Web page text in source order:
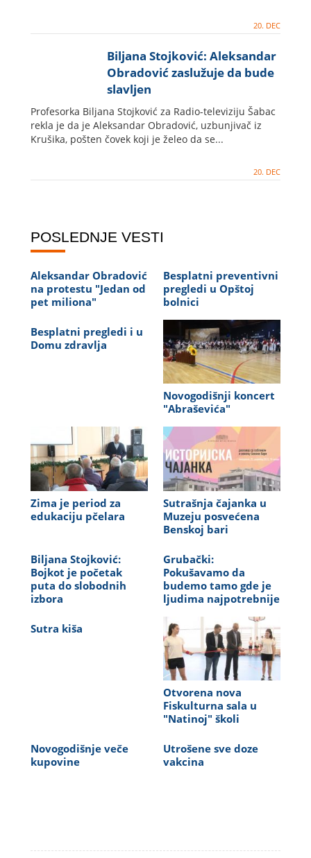
20. DEC
Biljana Stojković: Aleksandar
Obradović zaslužuje da bude
slavljen
Profesorka Biljana Stojković za Radio-televiziju Šabac
rekla je da je Aleksandar Obradović, uzbunjivač iz
Krušika, pošten čovek koji je želeo da se...
20. DEC
POSLEDNJE VESTI
Aleksandar Obradović
na protestu "Jedan od
pet miliona"
Besplatni preventivni
pregledi u Opštoj
bolnici
Besplatni pregledi i u
Domu zdravlja
Novogodišnji koncert
"Abraševića"
Zima je period za
edukaciju pčelara
Sutrašnja čajanka u
Muzeju posvećena
Benskoj bari
Biljana Stojković:
Bojkot je početak
puta do slobodnih
izbora
Grubački:
Pokušavamo da
budemo tamo gde je
ljudima najpotrebnije
Sutra kiša
Otvorena nova
Fiskulturna sala u
"Natinoj" školi
Novogodišnje veče
kupovine
Utrošene sve doze
vakcina